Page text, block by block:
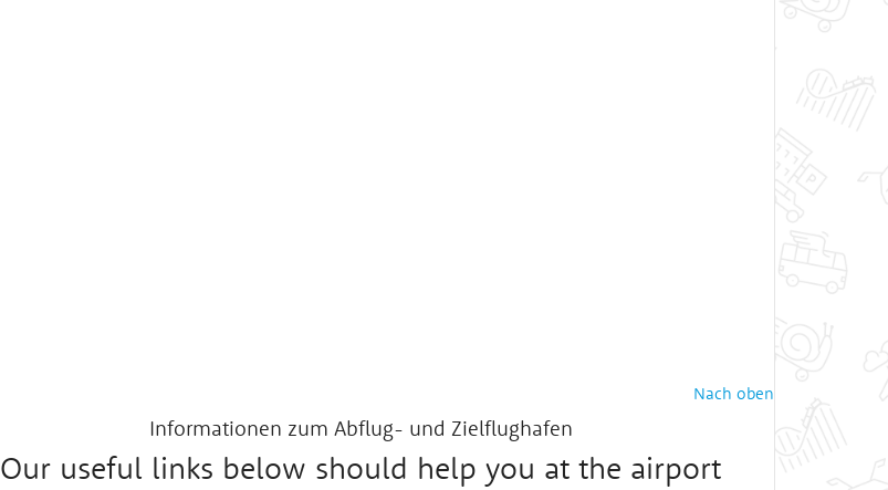
Nach oben
Informationen zum Abflug- und Zielflughafen
Our useful links below should help you at the airport